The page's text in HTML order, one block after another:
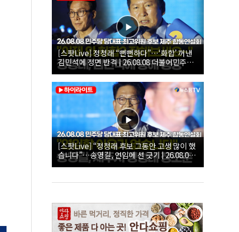
[스팟Live] 정청래 “뻔뻔하다”…‘화합’ 꺼낸
김민석에 정면 반격 | 26.08.08 더불어민주당
당대표·최고위원 후보 제주 합동연설회
[스팟Live] “정청래 후보 그동안 고생 많이 했
습니다”…송영길, 연임에 선 긋기 | 26.08.08
더불어민주당 당대표·최고위원 후보 제주 합